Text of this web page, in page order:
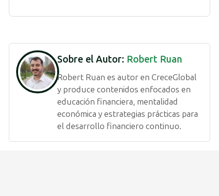
Sobre el Autor: Robert Ruan
Robert Ruan es autor en CreceGlobal
y produce contenidos enfocados en
educación financiera, mentalidad
económica y estrategias prácticas para
el desarrollo financiero continuo.